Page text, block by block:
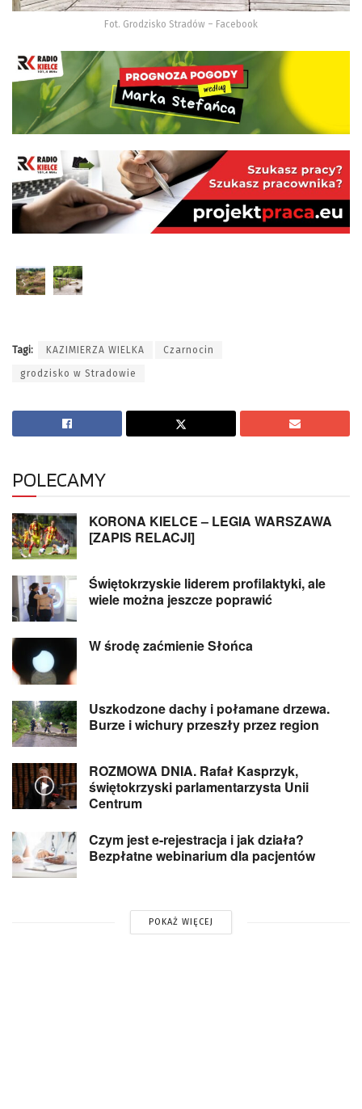
Fot. Grodzisko Stradów – Facebook
Tagi: KAZIMIERZA WIELKA Czarnocin
grodzisko w Stradowie
POLECAMY
KORONA KIELCE – LEGIA WARSZAWA
[ZAPIS RELACJI]
Świętokrzyskie liderem profilaktyki, ale
wiele można jeszcze poprawić
W środę zaćmienie Słońca
Uszkodzone dachy i połamane drzewa.
Burze i wichury przeszły przez region
ROZMOWA DNIA. Rafał Kasprzyk,
świętokrzyski parlamentarzysta Unii
Centrum
Czym jest e-rejestracja i jak działa?
Bezpłatne webinarium dla pacjentów
POKAŻ WIĘCEJ